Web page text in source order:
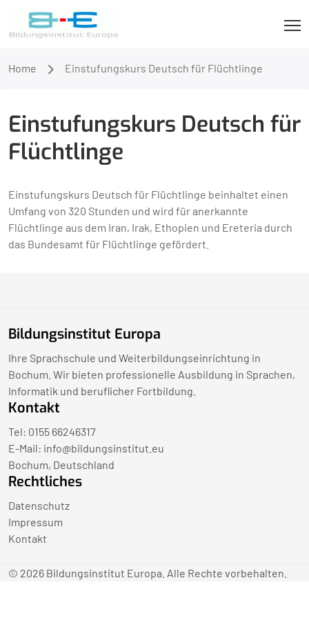
Home Einstufungskurs Deutsch für Flüchtlinge
Einstufungskurs Deutsch für
Flüchtlinge
Einstufungskurs Deutsch für Flüchtlinge beinhaltet einen
Umfang von 320 Stunden und wird für anerkannte
Flüchtlinge aus dem Iran, Irak, Ethopien und Ereteria durch
das Bundesamt für Flüchtlinge gefördert.
Bildungsinstitut Europa
Ihre Sprachschule und Weiterbildungseinrichtung in
Bochum. Wir bieten professionelle Ausbildung in Sprachen,
Informatik und beruflicher Fortbildung.
Kontakt
Tel: 0155 66246317
E-Mail: info@bildungsinstitut.eu
Bochum, Deutschland
Rechtliches
Datenschutz
Impressum
Kontakt
© 2026 Bildungsinstitut Europa. Alle Rechte vorbehalten.